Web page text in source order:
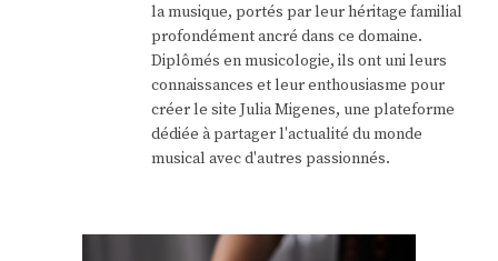
la musique, portés par leur héritage familial
profondément ancré dans ce domaine.
Diplômés en musicologie, ils ont uni leurs
connaissances et leur enthousiasme pour
créer le site Julia Migenes, une plateforme
dédiée à partager l'actualité du monde
musical avec d'autres passionnés.